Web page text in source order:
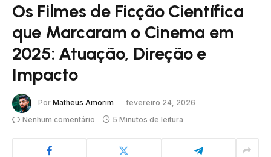
Os Filmes de Ficção Científica
que Marcaram o Cinema em
2025: Atuação, Direção e
Impacto
Por Matheus Amorim
fevereiro 24, 2026
Nenhum comentário
5 Minutos de leitura